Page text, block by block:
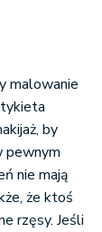
malowanie
by
pewnym
nie mają
że ktoś
rzęsy. Jeśli